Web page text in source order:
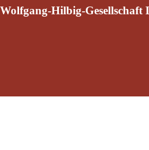
Wolfgang-Hilbig-Gesellschaft